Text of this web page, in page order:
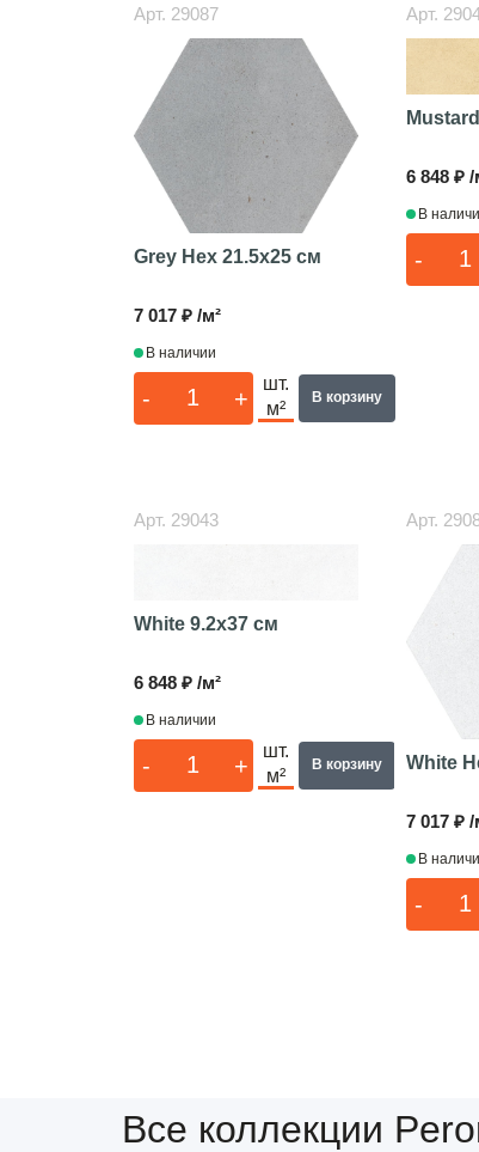
Арт. 29087
Grey Hex 21.5x25 см
7 017 ₽ /м²
В наличии
- +
шт.
м²
В корзину
Арт.
Mustard
6 848 ₽ /
В
-
Арт. 29043
White 9.2x37 см
6 848 ₽ /м²
В наличии
- +
шт.
м²
В корзину
Арт.
White
7 017 ₽ /
В
-
Все коллекции